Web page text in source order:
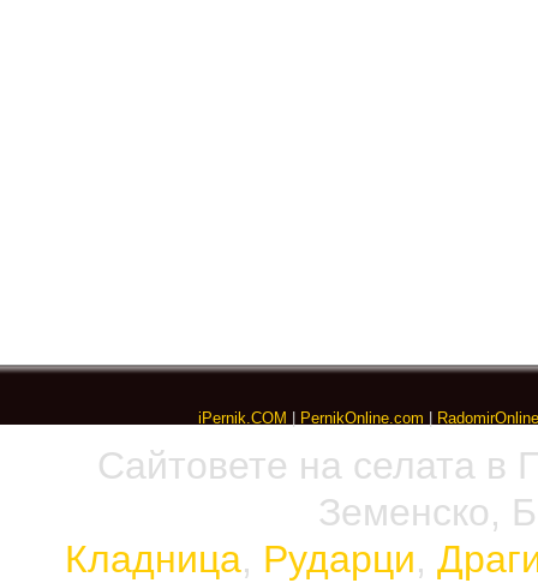
iPernik.COM PernikOnline.com
Сайтовете на селата в
Земенско,
Кладница, Рударци,